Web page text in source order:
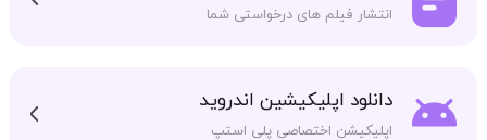
انتشار فیلم های درخواستی شما
دانلود اپلیکیشین اندروید
اپلیکیشن اختصاصی پلی استپ